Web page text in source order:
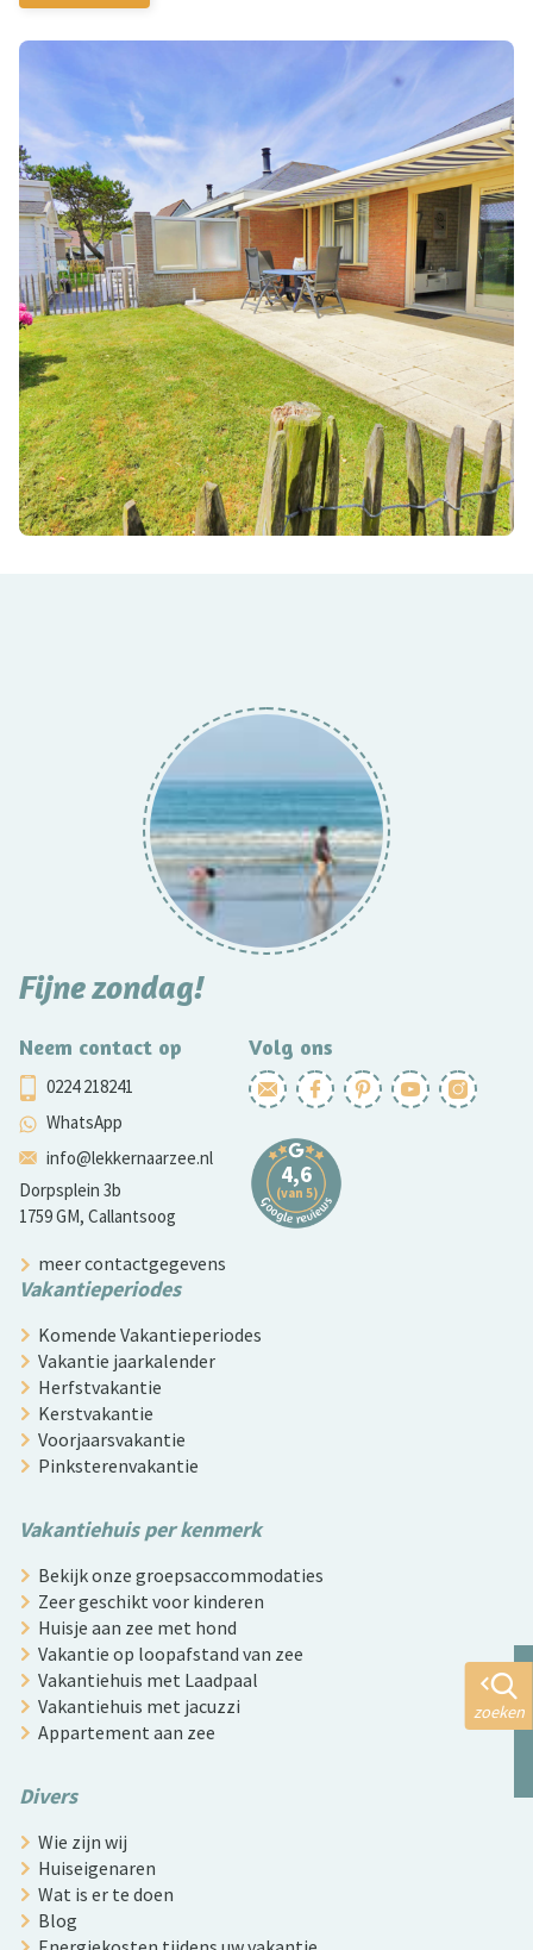
Fijne zondag!
Neem contact op
0224 218241
WhatsApp
info@lekkernaarzee.nl
Dorpsplein 3b
1759 GM, Callantsoog
Volg ons
meer contactgegevens
Vakantieperiodes
Komende Vakantieperiodes
Vakantie jaarkalender
Herfstvakantie
Kerstvakantie
Voorjaarsvakantie
Pinksterenvakantie
Vakantiehuis per kenmerk
Bekijk onze groepsaccommodaties
Zeer geschikt voor kinderen
Huisje aan zee met hond
Vakantie op loopafstand van zee
Vakantiehuis met Laadpaal
Vakantiehuis met jacuzzi
Appartement aan zee
Divers
Wie zijn wij
Huiseigenaren
Wat is er te doen
Blog
zoeken